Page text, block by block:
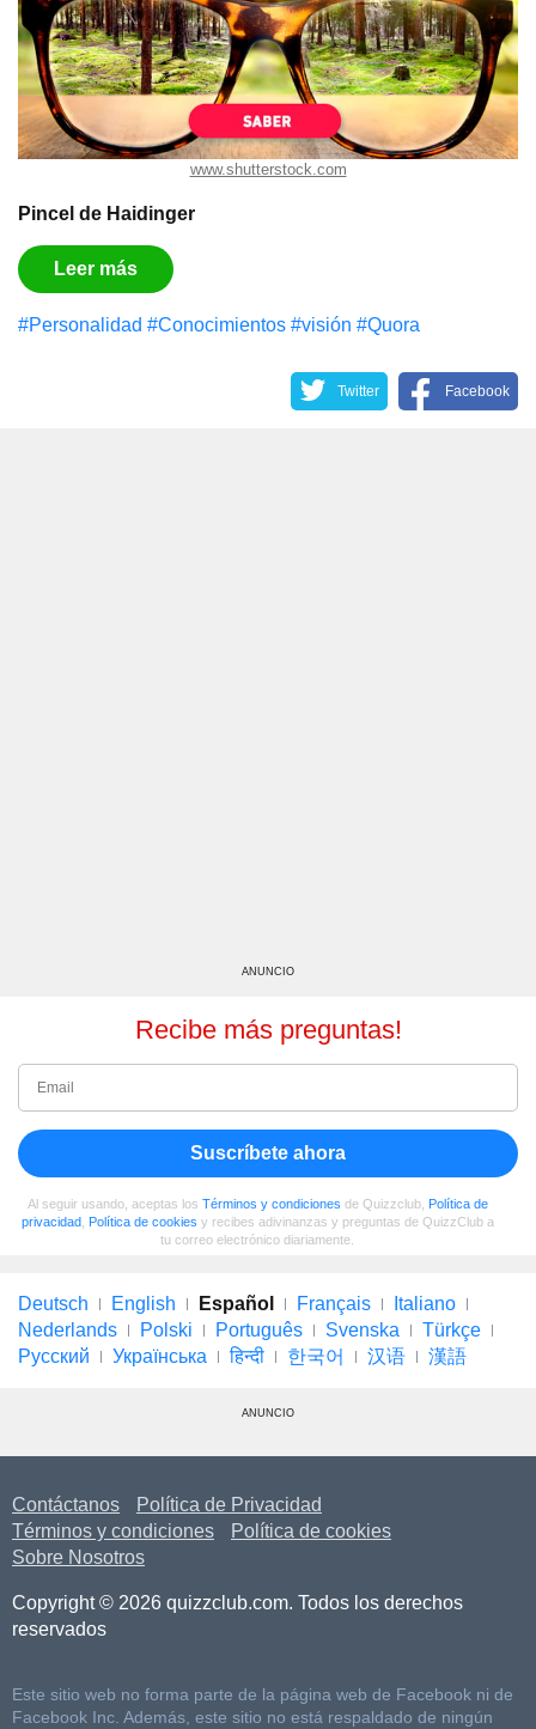
www.shutterstock.com
Pincel de Haidinger
Leer más
#Personalidad #Conocimientos #visión #Quora
Twitter Facebook
ANUNCIO
Recibe más preguntas!
Suscríbete ahora
Al seguir usando, aceptas los Términos y condiciones de Quizzclub, Política de
privacidad, Política de cookies y recibes adivinanzas y preguntas de QuizzClub a
tu correo electrónico diariamente.
Deutsch English Español Français
Italiano
Nederlands
Polski Português Svenska
Türkçe
Русский
Українська हिन्दी 한국어 汉语 漢語
ANUNCIO
Contáctanos
Política de Privacidad
Términos y condiciones
Política de cookies
Sobre Nosotros
Copyright © 2026 quizzclub.com. Todos los derechos
reservados
Este sitio web no forma parte de la página web de Facebook ni de
Facebook Inc. Además, este sitio no está respaldado de ningún